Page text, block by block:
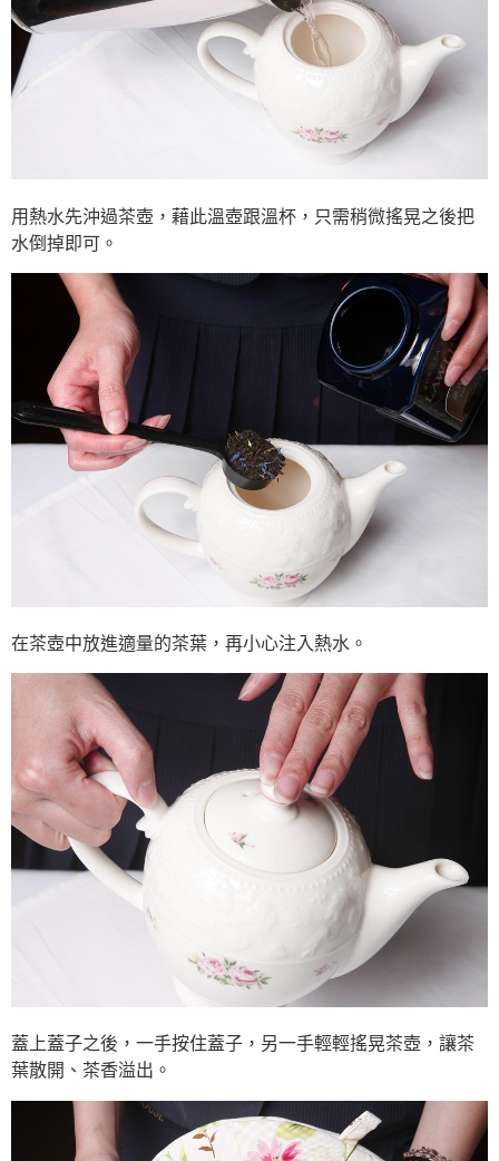
用熱水先沖過茶壺，藉此溫壺跟溫杯，只需稍微搖晃之後把
水倒掉即可。
在茶壺中放進適量的茶葉，再小心注入熱水。
蓋上蓋子之後，一手按住蓋子，另一手輕輕搖晃茶壺，讓茶
葉散開、茶香溢出。